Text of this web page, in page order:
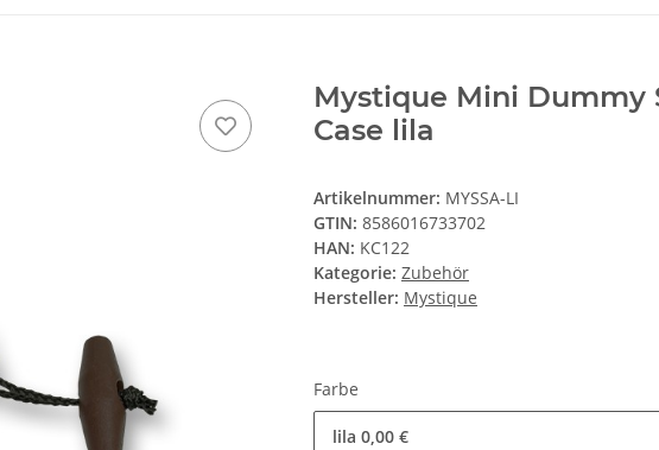
Mystique Mini Dummy
Case lila
Artikelnummer: MYSSA-LI
GTIN: 8586016733702
HAN: KC122
Kategorie: Zubehör
Hersteller: Mystique
Farbe
lila 0,00 €